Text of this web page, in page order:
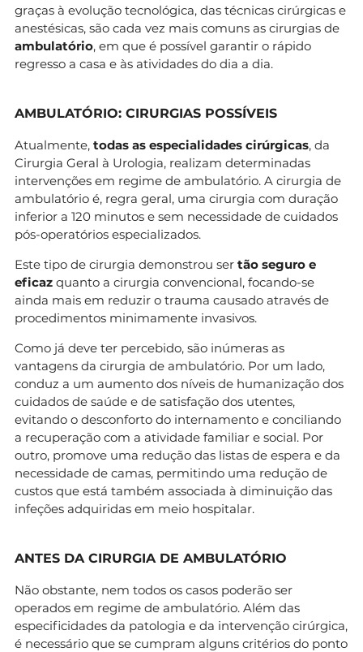
graças à evolução tecnológica, das técnicas cirúrgicas e
anestésicas, são cada vez mais comuns as cirurgias de
ambulatório, em que é possível garantir o rápido
regresso a casa e às atividades do dia a dia.
AMBULATÓRIO: CIRURGIAS POSSÍVEIS
Atualmente, todas as especialidades cirúrgicas, da
Cirurgia Geral à Urologia, realizam determinadas
intervenções em regime de ambulatório. A cirurgia de
ambulatório é, regra geral, uma cirurgia com duração
inferior a 120 minutos e sem necessidade de cuidados
pós-operatórios especializados.
Este tipo de cirurgia demonstrou ser tão seguro e
eficaz quanto a cirurgia convencional, focando-se
ainda mais em reduzir o trauma causado através de
procedimentos minimamente invasivos.
Como já deve ter percebido, são inúmeras as
vantagens da cirurgia de ambulatório. Por um lado,
conduz a um aumento dos níveis de humanização dos
cuidados de saúde e de satisfação dos utentes,
evitando o desconforto do internamento e conciliando
a recuperação com a atividade familiar e social. Por
outro, promove uma redução das listas de espera e da
necessidade de camas, permitindo uma redução de
custos que está também associada à diminuição das
infeções adquiridas em meio hospitalar.
ANTES DA CIRURGIA DE AMBULATÓRIO
Não obstante, nem todos os casos poderão ser
operados em regime de ambulatório. Além das
especificidades da patologia e da intervenção cirúrgica,
é necessário que se cumpram alguns critérios do ponto